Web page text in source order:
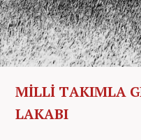
MİLLİ TAKIMLA
LAKABI